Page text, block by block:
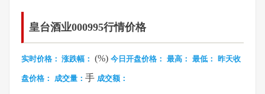
皇台酒业000995行情价格
实时价格： 涨跌幅： (%) 今日开盘价格： 最高： 最低： 昨天收
盘价格： 成交量： 手 成交额：